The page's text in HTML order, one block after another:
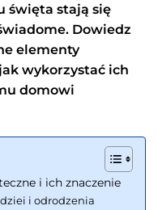
święta stają się
Dowiedz
elementy
wykorzystać ich
domowi
i ich znaczenie
i odrodzenia